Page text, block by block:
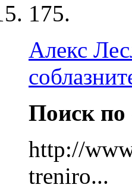
175.
Алекс
Поиск по
http://
treniro...